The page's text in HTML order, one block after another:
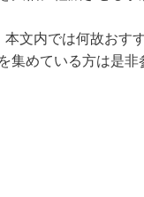
文内では何故おす
集めている方は是非